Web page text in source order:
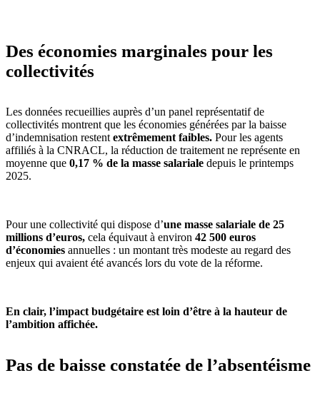
Des économies marginales pour les
collectivités
Les données recueillies auprès d’un panel représentatif de
collectivités montrent que les économies générées par la baisse
d’indemnisation restent extrêmement faibles. Pour les agents
affiliés à la CNRACL, la réduction de traitement ne représente en
moyenne que 0,17 % de la masse salariale depuis le printemps
2025.
Pour une collectivité qui dispose d’une masse salariale de 25
millions d’euros, cela équivaut à environ 42 500 euros
d’économies annuelles : un montant très modeste au regard des
enjeux qui avaient été avancés lors du vote de la réforme.
En clair, l’impact budgétaire est loin d’être à la hauteur de
l’ambition affichée.
Pas de baisse constatée de l’absentéisme